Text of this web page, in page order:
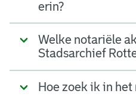
erin?
Welke notariële
Stadsarchief
Hoe zoek ik in